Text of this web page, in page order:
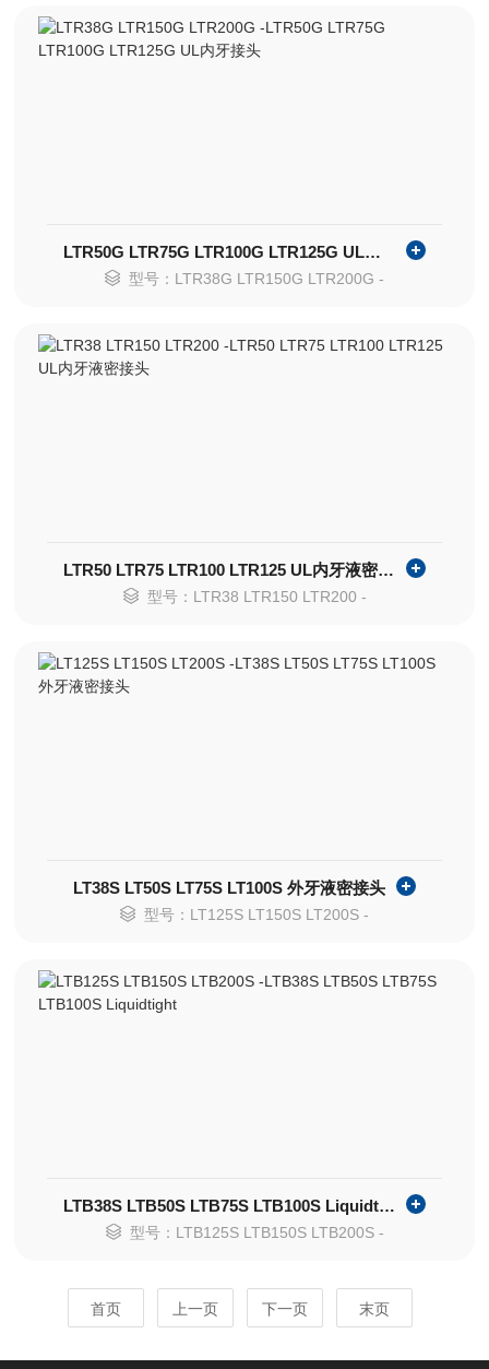
LTR50G LTR75G LTR100G LTR125G UL内牙接头
型号：LTR38G LTR150G LTR200G -
LTR50 LTR75 LTR100 LTR125 UL内牙液密接头
型号：LTR38 LTR150 LTR200 -
LT38S LT50S LT75S LT100S 外牙液密接头
型号：LT125S LT150S LT200S -
LTB38S LTB50S LTB75S LTB100S Liquidtight
型号：LTB125S LTB150S LTB200S -
首页 上一页 下一页 末页